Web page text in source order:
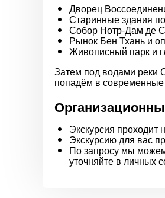
Дворец
Старинные здания
Собор Нотр-Дам де
Рынок Бен Тхань и
Живописный парк и
Затем под водами реки
попадём в
Экскурсия
Экскурсию для вас
По запросу мы
уточняйте в личных